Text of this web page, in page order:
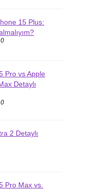
15 Plus:
0
Pro vs Apple
Detaylı
0
2 Detaylı
Pro Max vs.